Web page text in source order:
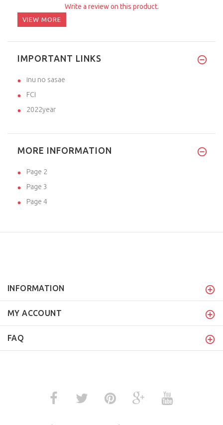
Write a review on this product.
VIEW MORE
IMPORTANT LINKS
inu no sasae
FCI
2022year
MORE INFORMATION
Page 2
Page 3
Page 4
INFORMATION
MY ACCOUNT
FAQ